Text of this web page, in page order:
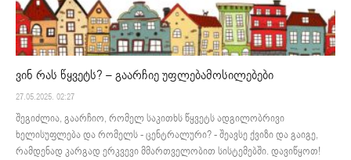
ვინ რას წყვეტს? – გაარჩიე უფლებამოსილებები
27.05.2025. 02:27
შეგიძლია, გაარჩიო, რომელ საკითხს წყვეტს ადგილობრივი
ხელისუფლება და რომელს - ცენტრალური? - შეავსე ქვიზი და გაიგე,
რამდენად კარგად ერკვევი მმართველობით სისტემებში. დავიწყოთ!